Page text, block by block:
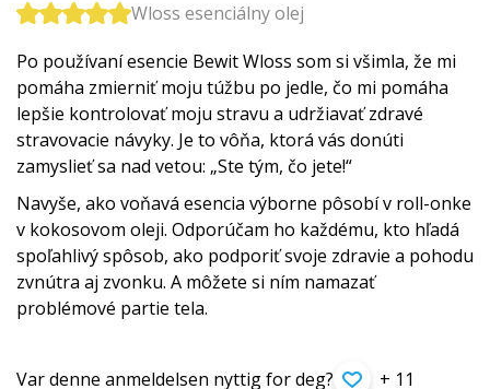
Wloss esenciálny olej
Po používaní esencie Bewit Wloss som si všimla, že mi
pomáha zmierniť moju túžbu po jedle, čo mi pomáha
lepšie kontrolovať moju stravu a udržiavať zdravé
stravovacie návyky. Je to vôňa, ktorá vás donúti
zamyslieť sa nad vetou: „Ste tým, čo jete!“
Navyše, ako voňavá esencia výborne pôsobí v roll-onke
v kokosovom oleji. Odporúčam ho každému, kto hľadá
spoľahlivý spôsob, ako podporiť svoje zdravie a pohodu
zvnútra aj zvonku. A môžete si ním namazať
problémové partie tela.
Var denne anmeldelsen nyttig for deg? + 11